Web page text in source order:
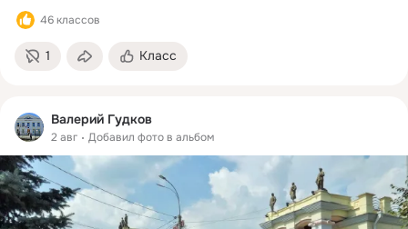
46 классов
1 Класс
Валерий Гудков
2 авг Добавил фото в альбом